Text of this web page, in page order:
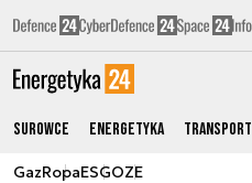
Surowce Energetyka Transport
GazRopaESGOZE